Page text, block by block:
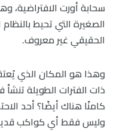
سحابة أورت
الصغيرة التي تحيط
الحقيقي غير معروف.
وهذا هو المكان الذي
ذات الفترات الطويلة
كامنًا هناك أيضًا؟ أحد
وليس فقط أي كواكب